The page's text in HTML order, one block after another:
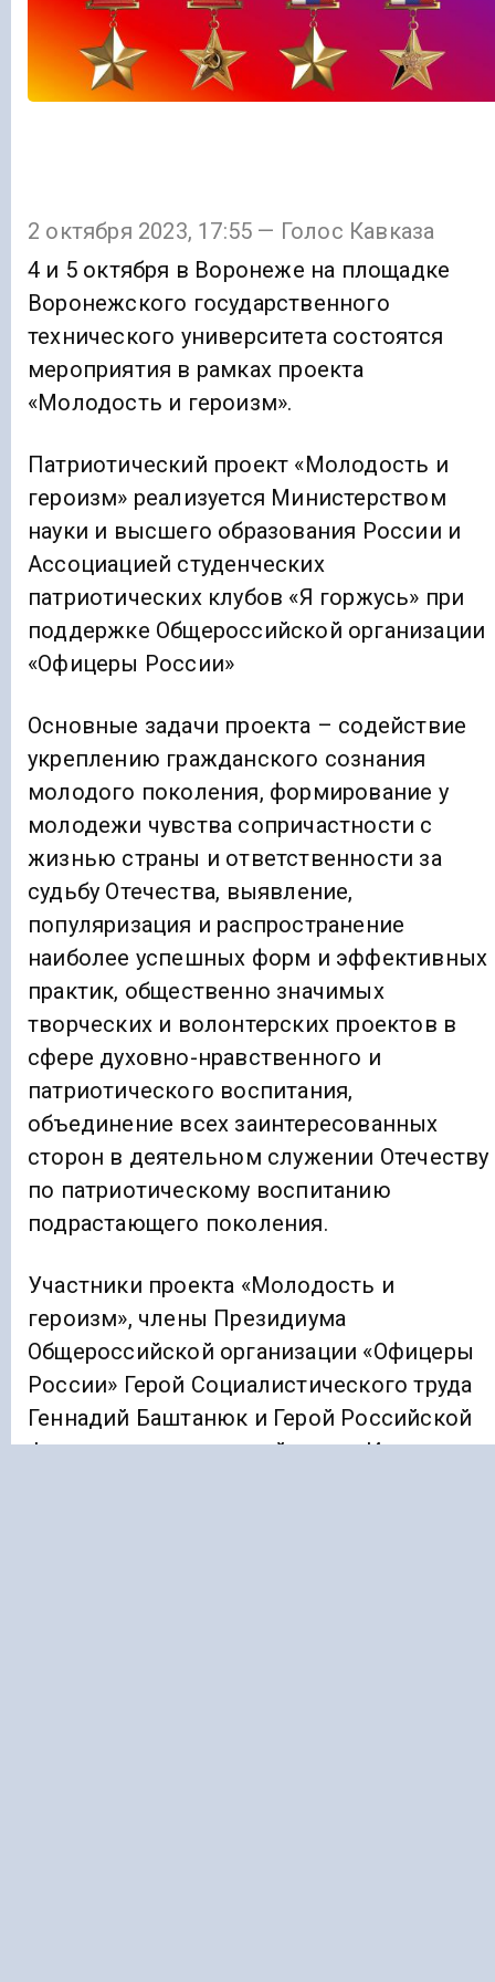
2 октября 2023, 17:55 — Голос Кавказа
4 и 5 октября в Воронеже на площадке
Воронежского государственного
технического университета состоятся
мероприятия в рамках проекта
«Молодость и героизм».
Патриотический проект «Молодость и
героизм» реализуется Министерством
науки и высшего образования России и
Ассоциацией студенческих
патриотических клубов «Я горжусь» при
поддержке Общероссийской организации
«Офицеры России»
Основные задачи проекта – содействие
укреплению гражданского сознания
молодого поколения, формирование у
молодежи чувства сопричастности с
жизнью страны и ответственности за
судьбу Отечества, выявление,
популяризация и распространение
наиболее успешных форм и эффективных
практик, общественно значимых
творческих и волонтерских проектов в
сфере духовно-нравственного и
патриотического воспитания,
объединение всех заинтересованных
сторон в деятельном служении Отечеству
по патриотическому воспитанию
подрастающего поколения.
Участники проекта «Молодость и
героизм», члены Президиума
Общероссийской организации «Офицеры
России» Герой Социалистического труда
Геннадий Баштанюк и Герой Российской
Федерации генерал-лейтенант Иван